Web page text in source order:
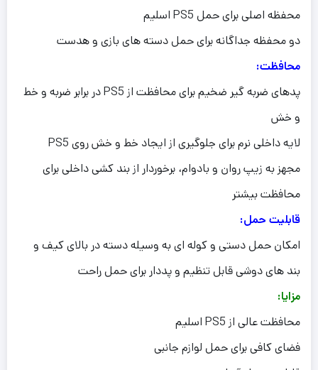
محفظه اصلی برای حمل PS5 اسلیم
دو محفظه جداگانه برای حمل دسته های بازی و هدست
محافظت:
پدهای ضربه گیر ضخیم برای محافظت از PS5 در برابر ضربه و خط
و خش
لایه داخلی نرم برای جلوگیری از ایجاد خط و خش روی PS5
مجهز به زیپ روان و بادوام، برخوردار از بند کشی داخلی برای
محافظت بیشتر
قابلیت حمل:
امکان حمل دستی و کوله ای به وسیله دسته در بالای کیف و
بند های دوشی قابل تنظیم و پددار برای حمل راحت
مزایا:
محافظت عالی از PS5 اسلیم
فضای کافی برای حمل لوازم جانبی